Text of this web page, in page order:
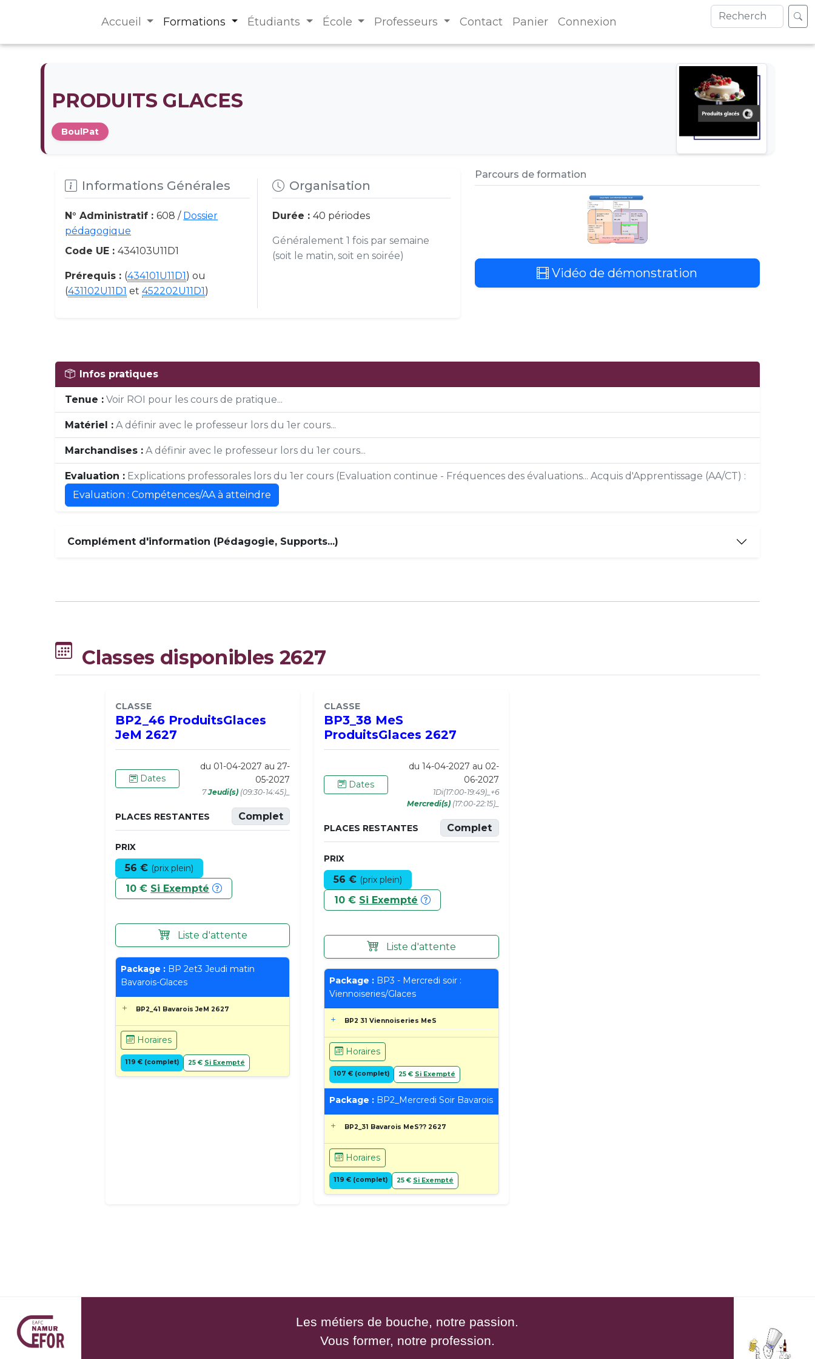
Accueil Formations Étudiants École Professeurs Contact Panier Connexion
PRODUITS GLACES
BoulPat
Informations Générales
N° Administratif :608 / Dossier
pédagogique
Code UE :434103U11D1
Prérequis : (434101U11D1) ou
(431102U11D1 et452202U11D1)
Organisation
Durée : 40 périodes
Généralement 1 fois par semaine
(soit le matin, soit en soirée)
Parcours de formation
Vidéo de démonstration
Infos pratiques
Tenue : Voir ROI pour les cours de pratique...
Matériel : A définir avec le professeur lors du 1er cours...
Marchandises : A définir avec le professeur lors du 1er cours...
Evaluation : Explications professorales lors du 1er cours (Evaluation continue - Fréquences des évaluations... Acquis d'Apprentissage (AA/CT) :
Evaluation : Compétences/AA à atteindre
Complément d'information (Pédagogie, Supports...)
Classes disponibles 2627
CLASSE
BP2_46 ProduitsGlaces
JeM 2627
Dates
du 01-04-2027 au 27-
05-2027
7Jeudi(s) (09:30-14:45)_
PLACES RESTANTES Complet
PRIX
56 € (prix plein)
10 € Si Exempté
Liste d'attente
Package : BP 2et3 Jeudi matin
Bavarois-Glaces
BP2_41 Bavarois JeM 2627
Horaires
119 € (complet) 25 € Si Exempté
CLASSE
BP3_38 MeS
ProduitsGlaces 2627
Dates
du 14-04-2027 au 02-
06-2027
1Di(17:00-19:49)_+6
Mercredi(s)(17:00-22:15)_
PLACES RESTANTES Complet
PRIX
56 € (prix plein)
10 € Si Exempté
Liste d'attente
Package : BP3 - Mercredi soir :
Viennoiseries/Glaces
BP2 31 Viennoiseries MeS
Horaires
107 € (complet) 25 € Si Exempté
Package : BP2_Mercredi Soir Bavarois
BP2_31 Bavarois MeS?? 2627
Horaires
119 € (complet) 25 € Si Exempté
Les métiers de bouche, notre passion.
Vous former, notre profession.